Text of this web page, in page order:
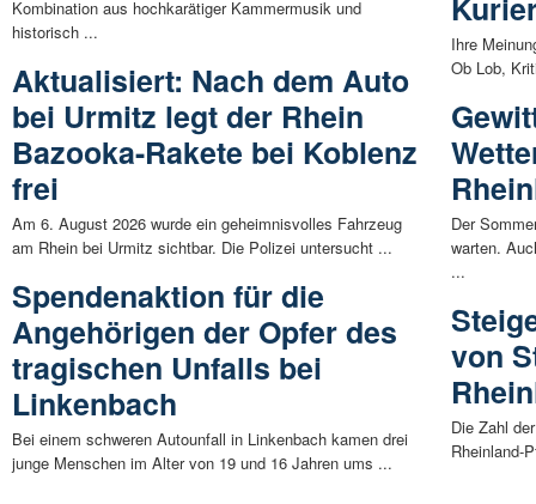
Kombination aus hochkarätiger Kammermusik und
historisch ...
Aktualisiert: Nach dem Auto
bei Urmitz legt der Rhein
Bazooka-Rakete bei Koblenz
frei
Am 6. August 2026 wurde ein geheimnisvolles Fahrzeug
am Rhein bei Urmitz sichtbar. Die Polizei untersucht ...
Spendenaktion für die
Angehörigen der Opfer des
tragischen Unfalls bei
Linkenbach
Bei einem schweren Autounfall in Linkenbach kamen drei
junge Menschen im Alter von 19 und 16 Jahren ums ...
Ihre
Ob Lob,
Der
warten.
...
von
Die Zahl
Rheinland-